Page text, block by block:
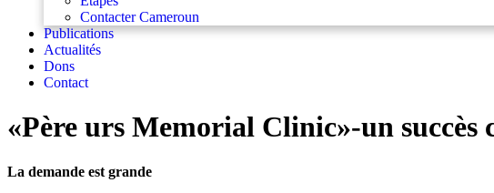
Contacter Cameroun
Publications
Actualités
Dons
Contact
«Père urs Memorial Clinic»-un succès
La demande est grande